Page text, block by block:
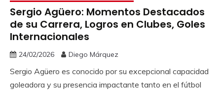
Sergio Agüero: Momentos Destacados
de su Carrera, Logros en Clubes, Goles
Internacionales
24/02/2026 Diego Márquez
Sergio Agüero es conocido por su excepcional capacidad
goleadora y su presencia impactante tanto en el fútbol